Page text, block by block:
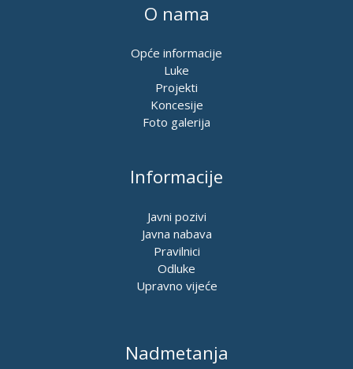
O nama
Opće informacije
Luke
Projekti
Koncesije
Foto galerija
Informacije
Javni pozivi
Javna nabava
Pravilnici
Odluke
Upravno vijeće
Nadmetanja